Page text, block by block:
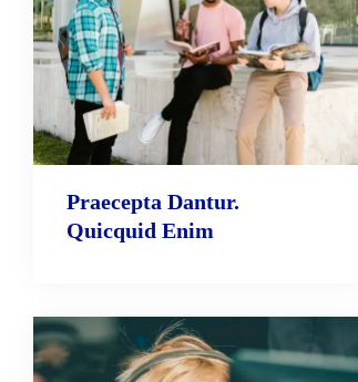
Praecepta Dantur.
Quicquid Enim